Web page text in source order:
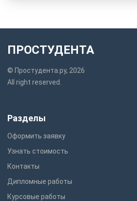
ПРОСТУДЕНТА
© Простудента.ру, 2026
All right reserved.
Разделы
Оформить заявку
Узнать стоимость
Контакты
Дипломные работы
Курсовые работы